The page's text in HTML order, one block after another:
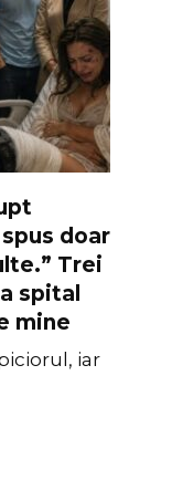
doar
Trei
spital
mine
iar